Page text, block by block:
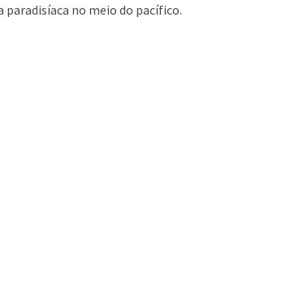
no meio do pacífico.